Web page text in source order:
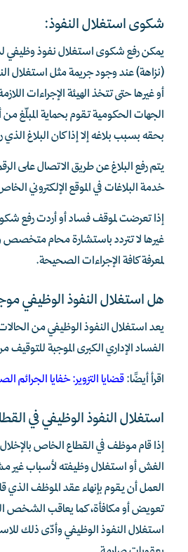
شكوى استغلال النفوذ:
يمكن رفع شكوى استغلال نفوذ وظيفي
(نزاهة) عند وجود جريمة مثل استغلال
أو غيرها حتى تتخذ الهيئة الإجراءات
الجهات الحكومية تقوم بحماية المبلّغ
بحقه بسبب بلاغه إلا إذا كان البلاغ
خدمة البلاغات في الموقع الإلكتروني
إذا تعرضت لموقف فساد أو أردت رفع
غيرها لا تتردد باستشارة محام
لمعرفة كافة الإجراءات الصحيحة.
هل استغلال النفوذ الوظيفي
يعد استغلال النفوذ الوظيفي من
الفساد الإداري الكبرى الموجبة
اقرأ أيضًا:قضايا التزوير: خفايا الجرائم
استغلال النفوذ الوظيفي في
إذا قام موظف في القطاع الخاص
الغش أو استغلال وظيفته لأسباب
العمل أن يقوم بإنهاء عقد الموظف الذي
تعويض أو مكافأة، كما يعاقب الشخص
استغلال النفوذ الوظيفي وأدّى ذلك